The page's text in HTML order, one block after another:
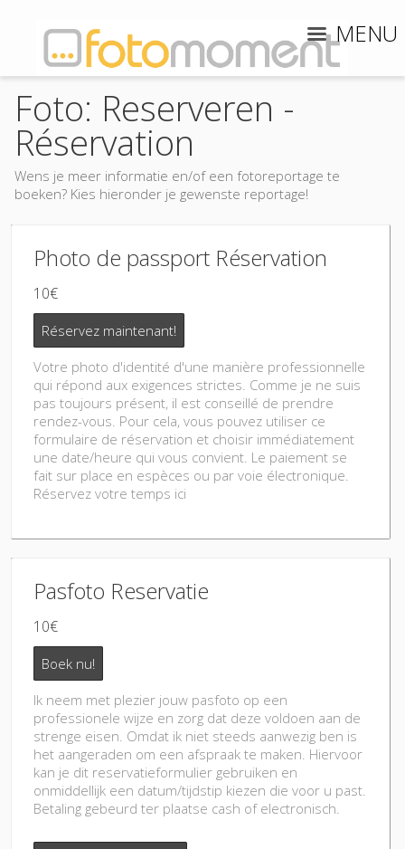
MENU
Foto: Reserveren -
Réservation
Wens je meer informatie en/of een fotoreportage te
boeken? Kies hieronder je gewenste reportage!
Photo de passport Réservation
10€
Réservez maintenant!
Votre photo d'identité d'une manière professionnelle
qui répond aux exigences strictes. Comme je ne suis
pas toujours présent, il est conseillé de prendre
rendez-vous. Pour cela, vous pouvez utiliser ce
formulaire de réservation et choisir immédiatement
une date/heure qui vous convient. Le paiement se
fait sur place en espèces ou par voie électronique.
Réservez votre temps ici
Pasfoto Reservatie
10€
Boek nu!
Ik neem met plezier jouw pasfoto op een
professionele wijze en zorg dat deze voldoen aan de
strenge eisen. Omdat ik niet steeds aanwezig ben is
het aangeraden om een afspraak te maken. Hiervoor
kan je dit reservatieformulier gebruiken en
onmiddellijk een datum/tijdstip kiezen die voor u past.
Betaling gebeurd ter plaatse cash of electronisch.